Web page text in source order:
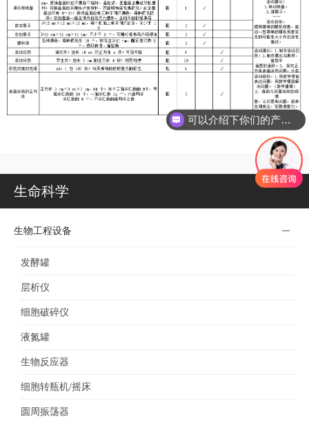
生命科学
生物工程设备
发酵罐
层析仪
细胞破碎仪
液氮罐
生物反应器
细胞转瓶机/摇床
圆周振荡器
可以介绍下你们的产品么